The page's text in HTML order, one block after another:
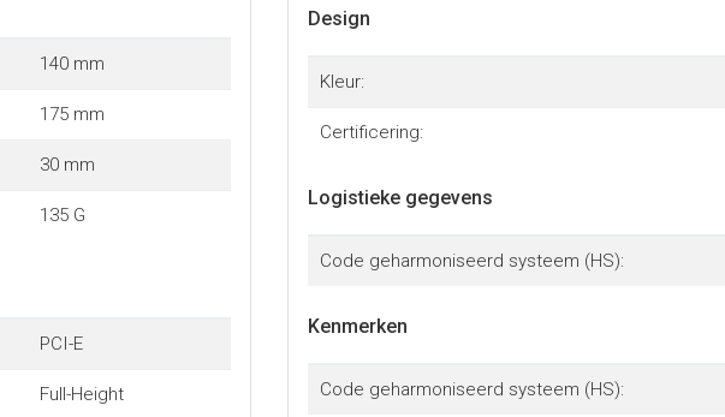
140 mm
175 mm
30 mm
135 G
PCI-E
Full-Height
Design
Kleur:
Certificering:
Logistieke gegevens
Code geharmoniseerd systeem (HS):
Kenmerken
Code geharmoniseerd systeem (HS):